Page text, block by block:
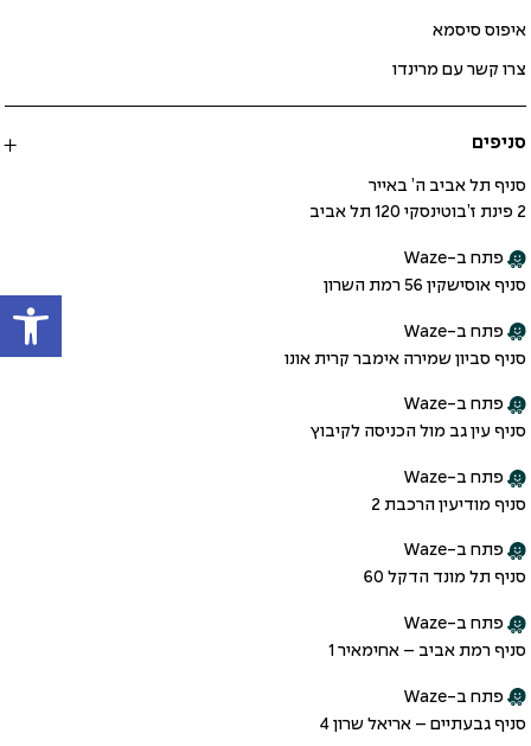
איפוס סיסמא
צרו קשר עם מרינדו
סניפים
סניף תל אביב ה’ באייר
2 פינת ז’בוטינסקי 120 תל אביב
פתח ב-Waze
סניף אוסישקין 56 רמת השרון
פתח ב-Waze
סניף סביון שמירה אימבר קרית אונו
פתח ב-Waze
סניף עין גב מול הכניסה לקיבוץ
פתח ב-Waze
סניף מודיעין הרכבת 2
פתח ב-Waze
סניף תל מונד הדקל 60
פתח ב-Waze
סניף רמת אביב – אחימאיר 1
פתח ב-Waze
סניף גבעתיים – אריאל שרון 4